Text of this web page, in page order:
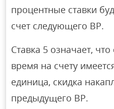
процентные ставки
счет следующего BP.
Ставка 5 означает,
время на счету
единица, скидка
предыдущего BP.